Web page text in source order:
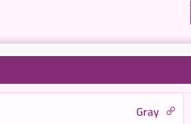
Gray